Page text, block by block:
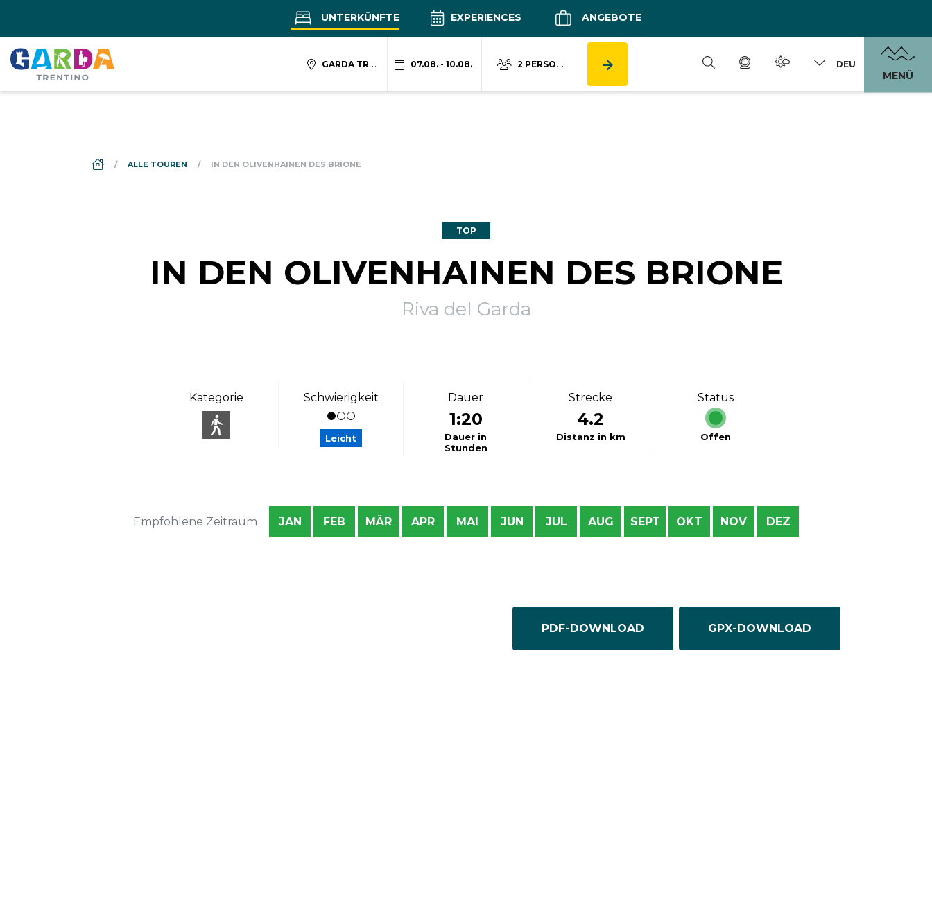
UNTERKÜNFTE EXPERIENCES ANGEBOTE
GARDA TRENTINO 07.08. - 10.08. 2 PERSONEN DEU
MENÜ
DS_BREADCRUMB.HOME
ALLE TOUREN IN DEN OLIVENHAINEN DES BRIONE
TOP
IN DEN OLIVENHAINEN DES BRIONE
Riva del Garda
Kategorie Schwierigkeit
Leicht
Dauer
1:20
Dauer in
Stunden
Strecke
4.2
Distanz in km
Status
Offen
Empfohlene Zeitraum JAN FEB MÄR APR MAI JUN JUL AUG SEPT OKT NOV DEZ
PDF-DOWNLOAD GPX-DOWNLOAD